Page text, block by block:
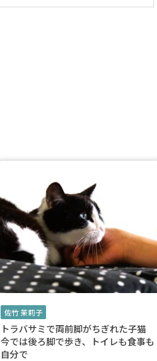
佐竹 茉莉子
トラバサミで両前脚がちぎれた子猫
今では後ろ脚で歩き、トイレも食事も
自分で